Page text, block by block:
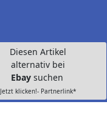
Diesen Artikel
alternativ bei
Ebay suchen
Jetzt klicken!- Partnerlink*